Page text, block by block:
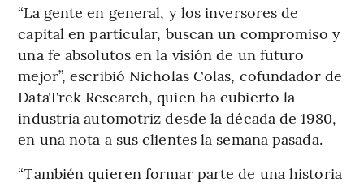
“La gente en general, y los inversores de
capital en particular, buscan un compromiso y
una fe absolutos en la visión de un futuro
mejor”, escribió Nicholas Colas, cofundador de
DataTrek Research, quien ha cubierto la
industria automotriz desde la década de 1980,
en una nota a sus clientes la semana pasada.
“También quieren formar parte de una historia